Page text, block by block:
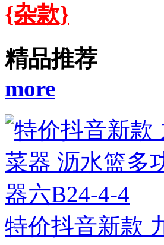
{杂款}
精品推荐
more
特价抖音新款